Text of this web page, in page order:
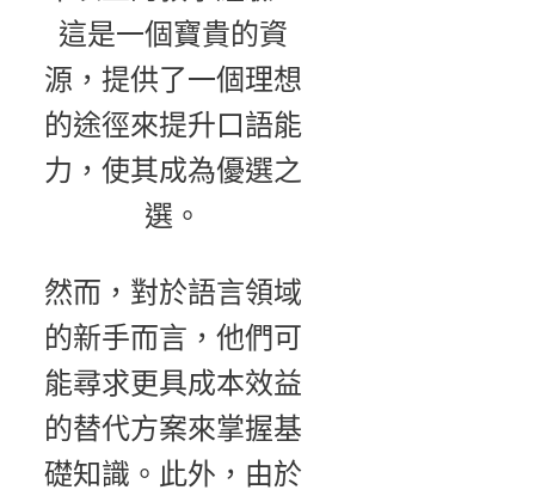
這是一個寶貴的資
源，提供了一個理想
的途徑來提升口語能
力，使其成為優選之
選。
然而，對於語言領域
的新手而言，他們可
能尋求更具成本效益
的替代方案來掌握基
礎知識。此外，由於